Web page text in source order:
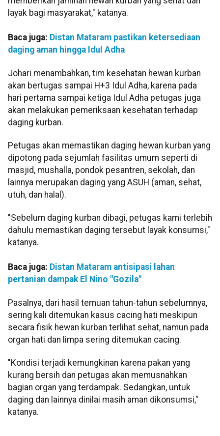
layak bagi masyarakat," katanya.
Baca juga: Distan Mataram pastikan ketersediaan
daging aman hingga Idul Adha
Johari menambahkan, tim kesehatan hewan kurban
akan bertugas sampai H+3 Idul Adha, karena pada
hari pertama sampai ketiga Idul Adha petugas juga
akan melakukan pemeriksaan kesehatan terhadap
daging kurban.
Petugas akan memastikan daging hewan kurban yang
dipotong pada sejumlah fasilitas umum seperti di
masjid, mushalla, pondok pesantren, sekolah, dan
lainnya merupakan daging yang ASUH (aman, sehat,
utuh, dan halal).
"Sebelum daging kurban dibagi, petugas kami terlebih
dahulu memastikan daging tersebut layak konsumsi,"
katanya.
Baca juga: Distan Mataram antisipasi lahan
pertanian dampak El Nino "Gozila"
Pasalnya, dari hasil temuan tahun-tahun sebelumnya,
sering kali ditemukan kasus cacing hati meskipun
secara fisik hewan kurban terlihat sehat, namun pada
organ hati dan limpa sering ditemukan cacing.
"Kondisi terjadi kemungkinan karena pakan yang
kurang bersih dan petugas akan memusnahkan
bagian organ yang terdampak. Sedangkan, untuk
daging dan lainnya dinilai masih aman dikonsumsi,"
katanya.